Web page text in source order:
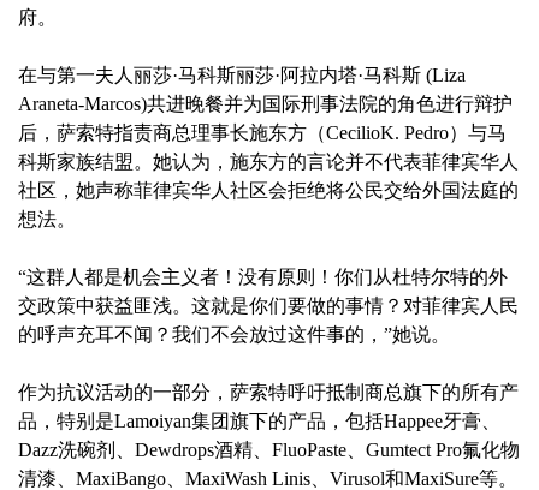
府。
在与第一夫人丽莎·马科斯丽莎·阿拉内塔·马科斯 (Liza
Araneta-Marcos)共进晚餐并为国际刑事法院的角色进行辩护
后，萨索特指责商总理事长施东方（CecilioK. Pedro）与马
科斯家族结盟。她认为，施东方的言论并不代表菲律宾华人
社区，她声称菲律宾华人社区会拒绝将公民交给外国法庭的
想法。
“这群人都是机会主义者！没有原则！你们从杜特尔特的外
交政策中获益匪浅。这就是你们要做的事情？对菲律宾人民
的呼声充耳不闻？我们不会放过这件事的，”她说。
作为抗议活动的一部分，萨索特呼吁抵制商总旗下的所有产
品，特别是Lamoiyan集团旗下的产品，包括Happee牙膏、
Dazz洗碗剂、Dewdrops酒精、FluoPaste、Gumtect Pro氟化物
清漆、MaxiBango、MaxiWash Linis、Virusol和MaxiSure等。